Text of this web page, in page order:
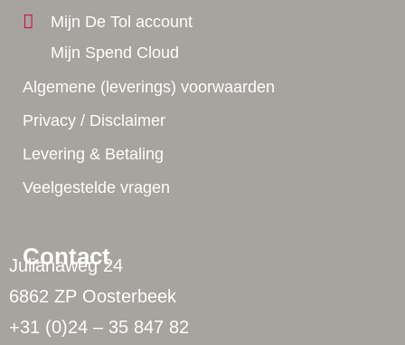
Contact
Julianaweg 24
6862 ZP Oosterbeek
+31 (0)24 – 35 847 82
Mijn De Tol account
Mijn Spend Cloud
Algemene (leverings) voorwaarden
Privacy / Disclaimer
Levering & Betaling
Veelgestelde vragen